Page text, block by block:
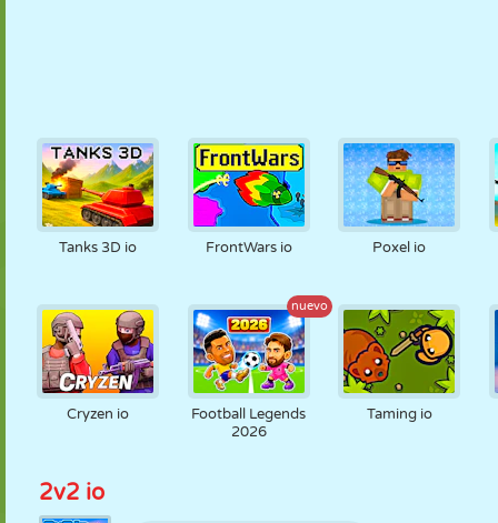
Tanks 3D io FrontWars io Poxel io
Cryzen io
nuevo
Football Legends
2026
Taming io
2v2 io